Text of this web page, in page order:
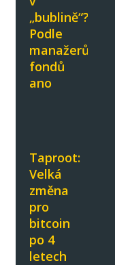
„bublině“?
Podle
manažerů
fondů
ano
Taproot:
Velká
změna
pro
bitcoin
po 4
letech